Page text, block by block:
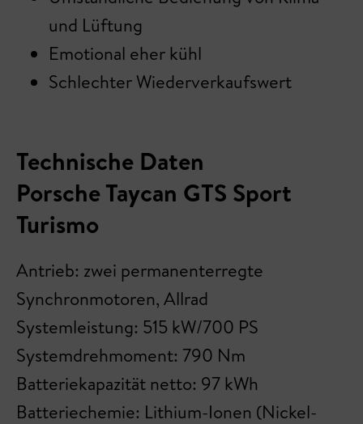
und Lüftung
Emotional eher kühl
Schlechter Wiederverkaufswert
Technische Daten
Porsche Taycan GTS Sport
Turismo
Antrieb: zwei permanenterregte
Synchronmotoren, Allrad
Systemleistung: 515 kW/700 PS
Systemdrehmoment: 790 Nm
Batteriekapazität netto: 97 kWh
Batteriechemie: Lithium-Ionen (Nickel-